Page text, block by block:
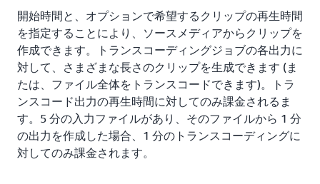
Amazon Elastic Transcoder への入力として暗号化され
たメザニンファイルを使用するか、サービスで出力を暗
号化することで変換されたファイルを保護できます。
Amazon S3 によるサーバー側の暗号化との完全に管理
された統合から、独自に管理するキーおよびAWS Key
Management Service (KMS)を利用して保護するキーま
で、さまざまなオプションがサポートされます。さら
に、暗号化のサポートは動画ファイルには限定されず、
サムネイル、キャプション、さらにはウォーターマーク
も保護できます。
開始時間と、オプションで希望するクリップの再生時間
を指定することにより、ソースメディアからクリップを
作成できます。トランスコーディングジョブの各出力に
対して、さまざまな長さのクリップを生成できます (ま
たは、ファイル全体をトランスコードできます)。トラ
ンスコード出力の再生時間に対してのみ課金されるま
す。5 分の入力ファイルがあり、そのファイルから 1 分
の出力を作成した場合、1 分のトランスコーディングに
対してのみ課金されます。